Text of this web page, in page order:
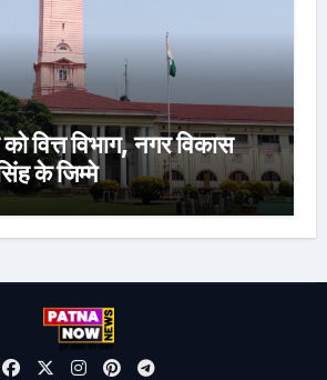
वित्त विभाग, नगर विकास
के जिम्मे